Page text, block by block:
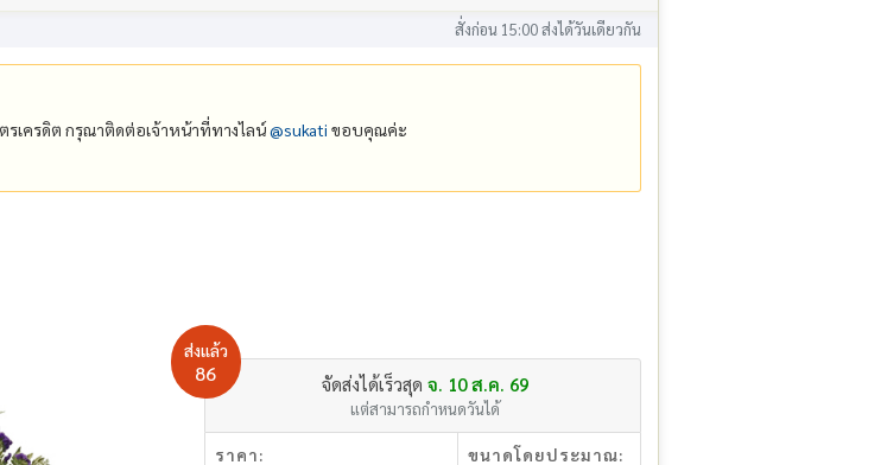
สั่งก่อน 15:00 ส่งได้วันเดียวกัน
รเครดิต กรุณาติดต่อเจ้าหน้าที่ทางไลน์@‌sukati ขอบคุณค่ะ
ส่งแล้ว
86 จัดส่งได้เร็วสุดจ. 10 ส.ค. 69
แต่สามารถกำหนดวันได้
ราคา: ขนาดโดยประมาณ: